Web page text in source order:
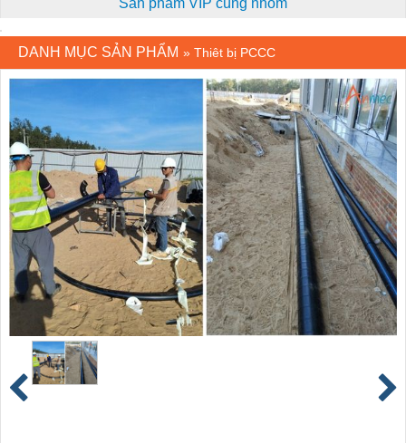
Sản phẩm VIP cùng nhóm
DANH MỤC SẢN PHẨM » Thiêt bị PCCC